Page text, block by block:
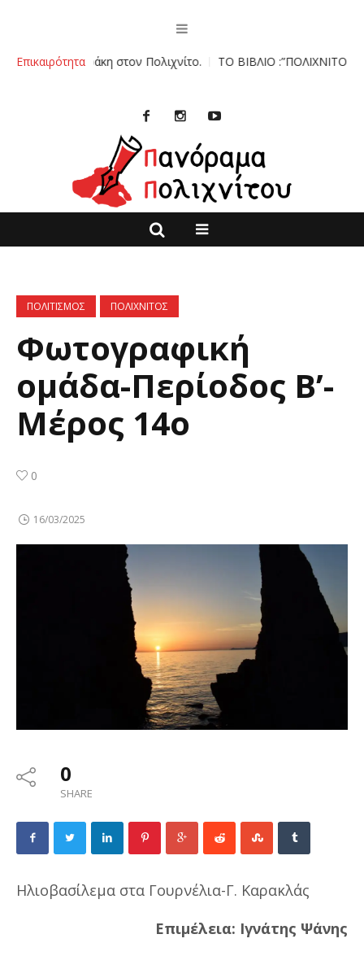
Επικαιρότητα
στον Πολιχνίτο. ΤΟ ΒΙΒΛΙΟ :”ΠΟΛΙΧΝΙΤΟΣ ΜΙΑ
ΠΟΛΙΤΙΣΜΟΣ ΠΟΛΙΧΝΙΤΟΣ
Φωτογραφική
ομάδα-Περίοδος Β’-
Μέρος 14ο
0
16/03/2025
0
SHARE
Ηλιοβασίλεμα στα Γουρνέλια-Γ. Καρακλάς
Επιμέλεια: Ιγνάτης Ψάνης